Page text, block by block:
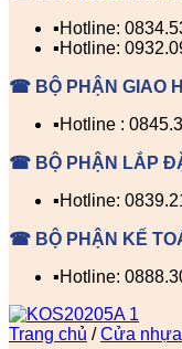
▪️Hotline:
▪️Hotline:
☎ BỘ PHẬN GIAO
▪️Hotline :
☎ BỘ PHẬN LẮP
▪️Hotline:
☎ BỘ PHẬN KẾ
▪️Hotline:
Trang chủ / Cửa nhựa